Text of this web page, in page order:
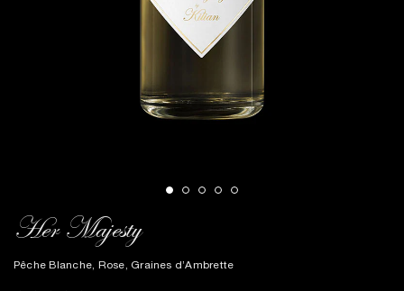
Her Majesty
Pêche Blanche, Rose, Graines d’Ambrette